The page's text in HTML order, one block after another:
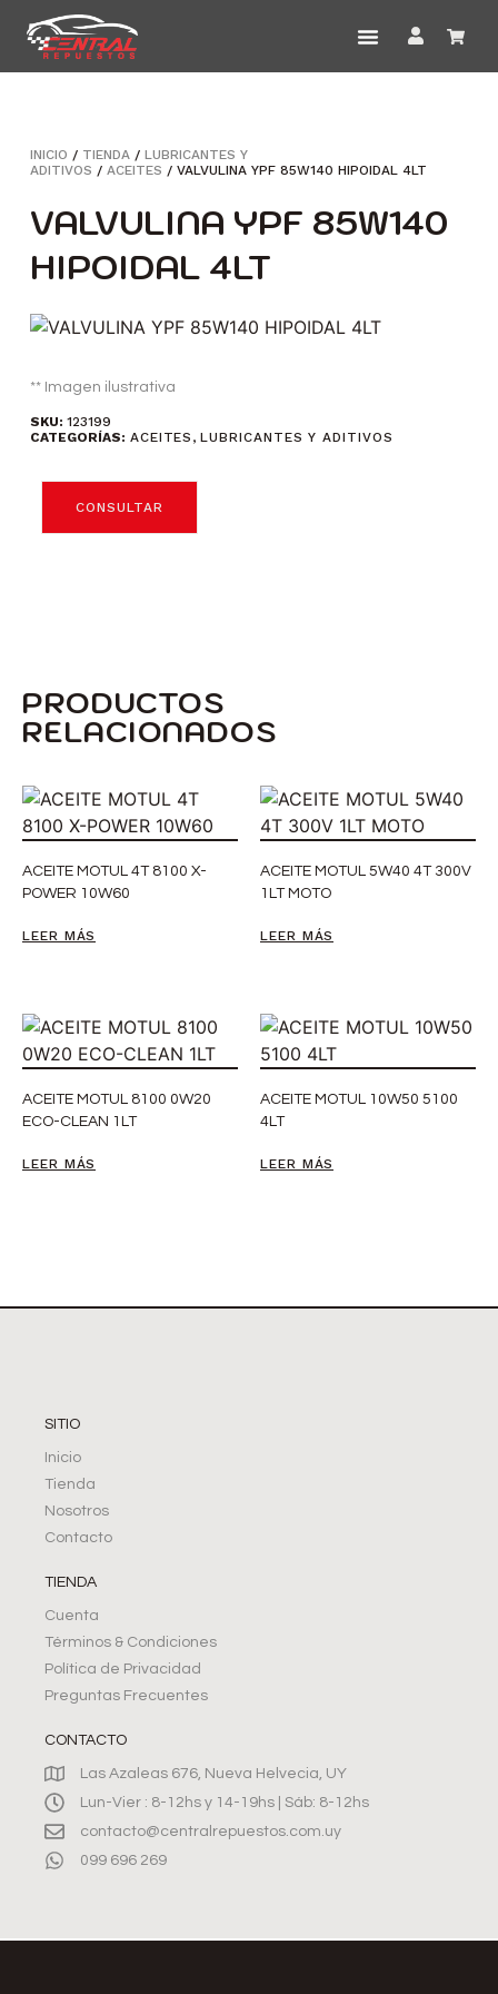
INICIO / TIENDA / LUBRICANTES Y
ADITIVOS / ACEITES / VALVULINA YPF 85W140 HIPOIDAL 4LT
VALVULINA YPF 85W140
HIPOIDAL 4LT
** Imagen ilustrativa
SKU: 123199
CATEGORÍAS: ACEITES ,LUBRICANTES Y ADITIVOS
CONSULTAR
PRODUCTOS
RELACIONADOS
ACEITE MOTUL 4T 8100 X-
POWER 10W60
LEER MÁS
ACEITE MOTUL 5W40 4T 300V
1LT MOTO
LEER MÁS
ACEITE MOTUL 8100 0W20
ECO-CLEAN 1LT
LEER MÁS
ACEITE MOTUL 10W50 5100
4LT
LEER MÁS
SITIO
Inicio
Tienda
Nosotros
Contacto
TIENDA
Cuenta
Términos & Condiciones
Política de Privacidad
Preguntas Frecuentes
CONTACTO
Las Azaleas 676, Nueva Helvecia, UY
Lun-Vier : 8-12hs y 14-19hs | Sáb: 8-12hs
contacto@centralrepuestos.com.uy
099 696 269